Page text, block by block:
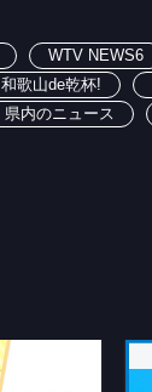
WTV NEWS6
和歌山de乾杯!
県内のニュース